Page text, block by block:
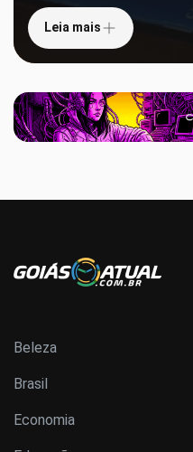
Leia mais
Beleza
Brasil
Economia